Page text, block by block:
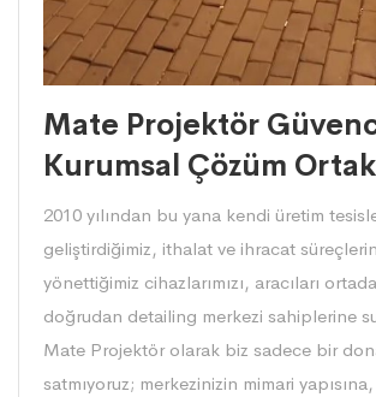
Mate Projektör
Kurumsal Çözüm
2010 yılından bu yana kendi üretim
geliştirdiğimiz, ithalat ve ihracat
yönettiğimiz cihazlarımızı, aracıları
doğrudan detailing merkezi sahiplerine
Mate Projektör olarak biz sadece bir
satmıyoruz; merkezinizin mimari